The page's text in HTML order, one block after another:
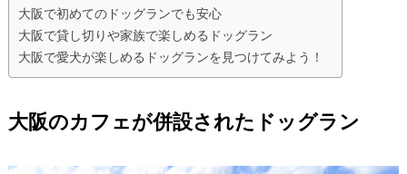
大阪で初めてのドッグランでも安心
大阪で貸し切りや家族で楽しめるドッグラン
大阪で愛犬が楽しめるドッグランを見つけてみよう！
大阪のカフェが併設されたドッグラン